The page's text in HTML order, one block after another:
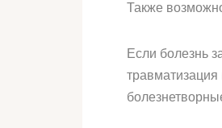
Также
Если болезнь